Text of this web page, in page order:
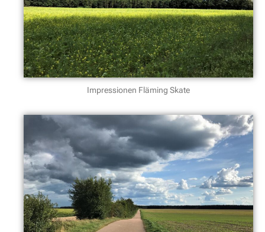
Impressionen Fläming Skate